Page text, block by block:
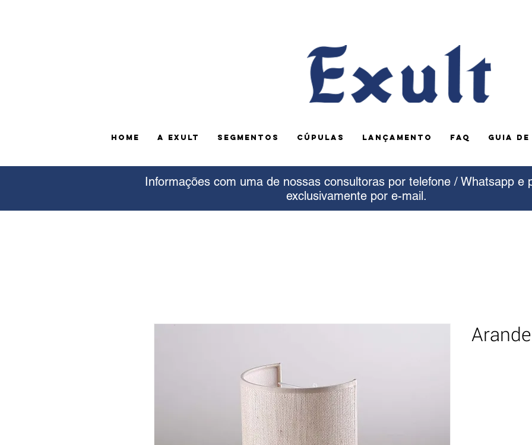
HOME A EXULT SEGMENTOS CÚPULAS LANÇAMENTO FAQ GUIA DE
Informações com uma de nossas consultoras por telefone / Whatsapp e
exclusivamente por e-mail.